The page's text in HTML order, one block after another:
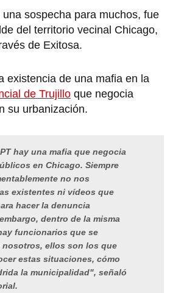
sospecha para muchos, fue
del territorio vecinal Chicago,
de Exitosa.
existencia de una mafia en la
de Trujillo que negocia
su urbanización.
hay una mafia que negocia
en Chicago. Siempre
no nos
existentes ni vídeos que
hacer la denuncia
dentro de la misma
funcionarios que se
ellos son los que
estas situaciones, cómo
la municipalidad", señaló